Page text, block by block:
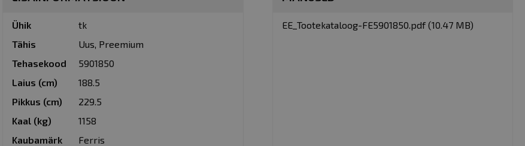
Lisainformatsioon
Ühik
tk
Tähis
Uus, Preemium
Tehasekood
5901850
Laius (cm)
188.5
Pikkus (cm)
229.5
Kaal (kg)
1158
Kaubamärk
Ferris
EE_Tootekataloog-FE5901850.pdf (10.47 MB)